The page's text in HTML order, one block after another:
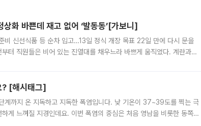
화 바쁜데 재고 없어 ‘발동동’[가보니]
비 신선식품 등 순차 입고…13일 정식 개장 목표 22일 만에 다시 문을
터 직원들은 비어 있는 진열대를 채우느라 바쁘게 움직였다. 계란과
? [해시태그]
계까지 온 지독하고 지독한 폭염입니다. 낮 기온이 37~39도를 찍는 극
게 느껴질 지경인데요. 이번 폭염의 중심은 처음 영남을 비롯한 동쪽